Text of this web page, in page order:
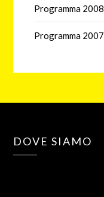
Programma 2008
Programma 2007
DOVE SIAMO